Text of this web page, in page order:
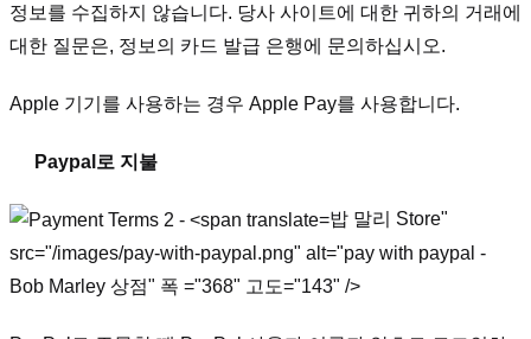
정보를 수집하지 않습니다. 당사 사이트에 대한 귀하의 거래에
대한 질문은, 정보의 카드 발급 은행에 문의하십시오.
Apple 기기를 사용하는 경우 Apple Pay를 사용합니다.
Paypal로 지불
밥 말리 Store"
src="/images/pay-with-paypal.png" alt="pay with paypal -
Bob Marley 상점" 폭 ="368" 고도="143" />